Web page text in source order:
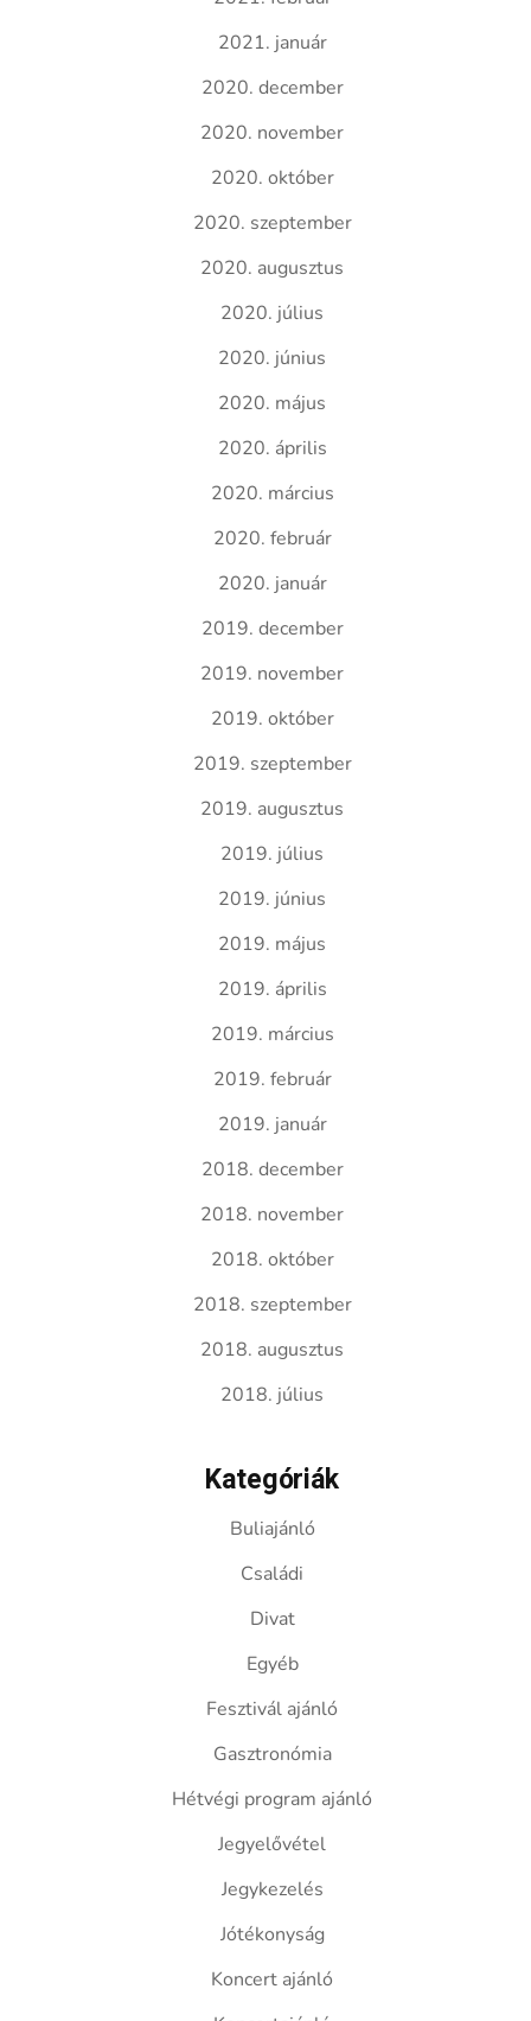
2021. január
2020. december
2020. november
2020. október
2020. szeptember
2020. augusztus
2020. július
2020. június
2020. május
2020. április
2020. március
2020. február
2020. január
2019. december
2019. november
2019. október
2019. szeptember
2019. augusztus
2019. július
2019. június
2019. május
2019. április
2019. március
2019. február
2019. január
2018. december
2018. november
2018. október
2018. szeptember
2018. augusztus
2018. július
Kategóriák
Buliajánló
Családi
Divat
Egyéb
Fesztivál ajánló
Gasztronómia
Hétvégi program ajánló
Jegyelővétel
Jegykezelés
Jótékonyság
Koncert ajánló